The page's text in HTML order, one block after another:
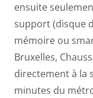
ensuite
support (disque
mémoire ou
Bruxelles,
directement à la
minutes du